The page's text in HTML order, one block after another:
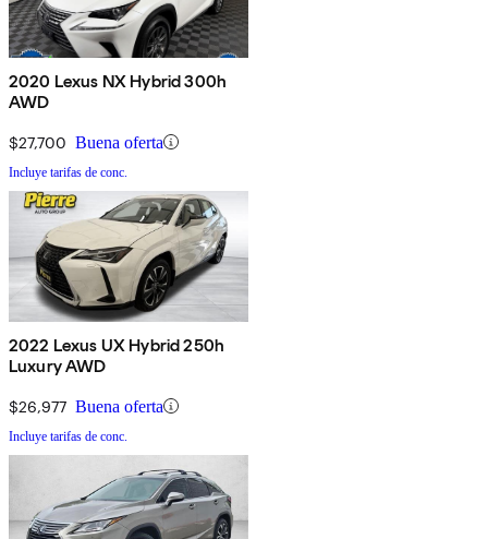
2020 Lexus NX Hybrid 300h
AWD
$27,700 Buena oferta
Incluye tarifas de conc.
2022 Lexus UX Hybrid 250h
Luxury AWD
$26,977 Buena oferta
Incluye tarifas de conc.